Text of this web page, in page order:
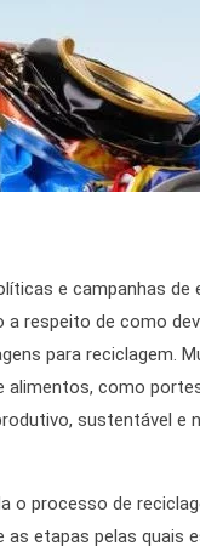
e campanhas
respeito de como
para reciclagem.
como
sustentável e
processo de
etapas pelas quais